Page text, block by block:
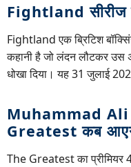
Fightland सीरीज
Fightland एक ब्रिटिश
कहानी है जो लंदन लौटकर उस
धोखा दिया। यह 31 जुलाई
Muhammad Ali
Greatest कब
The Greatest का